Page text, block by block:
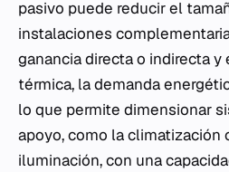
pasivo puede reducir el
instalaciones
ganancia directa o indirecta y
térmica, la demanda
lo que permite dimensionar
apoyo, como la climatización
iluminación, con una